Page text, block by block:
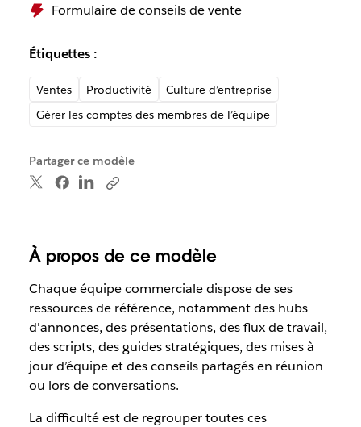
Formulaire de conseils de vente
Étiquettes :
Ventes Productivité
Culture d’entreprise
Gérer les comptes des membres de l’équipe
Partager ce modèle
À propos de ce modèle
Chaque équipe commerciale dispose de ses
ressources de référence, notamment des hubs
d'annonces, des présentations, des flux de travail,
des scripts, des guides stratégiques, des mises à
jour d’équipe et des conseils partagés en réunion
ou lors de conversations.
La difficulté est de regrouper toutes ces